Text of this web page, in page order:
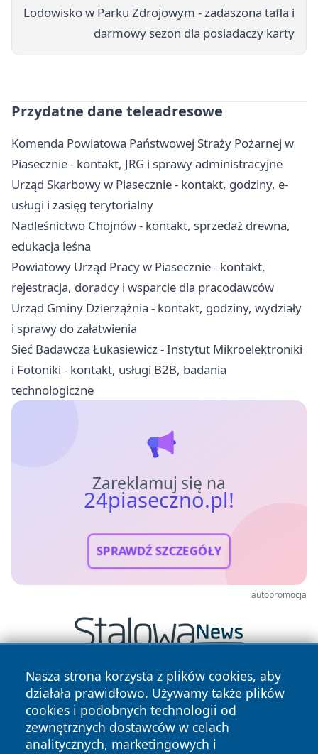
Lodowisko w Parku Zdrojowym - zadaszona tafla i
darmowy sezon dla posiadaczy karty
Przydatne dane teleadresowe
Komenda Powiatowa Państwowej Straży Pożarnej w
Piasecznie - kontakt, JRG i sprawy administracyjne
Urząd Skarbowy w Piasecznie - kontakt, godziny, e-
usługi i zasięg terytorialny
Nadleśnictwo Chojnów - kontakt, sprzedaż drewna,
edukacja leśna
Powiatowy Urząd Pracy w Piasecznie - kontakt,
rejestracja, doradcy i wsparcie dla pracodawców
Urząd Gminy Dzierzążnia - kontakt, godziny, wydziały
i sprawy do załatwienia
Sieć Badawcza Łukasiewicz - Instytut Mikroelektroniki
i Fotoniki - kontakt, usługi B2B, badania
technologiczne
Zareklamuj się na
24piaseczno.pl!
SPRAWDŹ SZCZEGÓŁY
autopromocja
Nasza strona korzysta z plików cookies, aby
działała prawidłowo. Używamy także plików
cookies i podobnych technologii od
zewnętrznych dostawców w celach
analitycznych, marketingowych i